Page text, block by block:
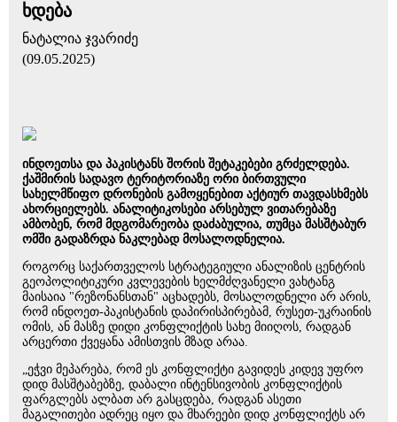
ხდება
ნატალია ჯვარიძე
(09.05.2025)
ინდოეთსა და პაკისტანს შორის შეტაკებები გრძელდება.
ქაშმირის სადავო ტერიტორიაზე ორი ბირთვული
სახელმწიფო დრონების გამოყენებით აქტიურ თავდასხმებს
ახორციელებს. ანალიტიკოსები არსებულ ვითარებაზე
ამბობენ, რომ მდგომარეობა დაძაბულია, თუმცა მასშტაბურ
ომში გადაზრდა ნაკლებად მოსალოდნელია.
როგორც საქართველოს სტრატეგიული ანალიზის ცენტრის
გეოპოლიტიკური კვლევების ხელმძღვანელი ვახტანგ
მაისაია "რეზონანსთან" აცხადებს, მოსალოდნელი არ არის,
რომ ინდოეთ-პაკისტანის დაპირისპირებამ, რუსეთ-უკრაინის
ომის, ან მასზე დიდი კონფლიქტის სახე მიიღოს, რადგან
არცერთი ქვეყანა ამისთვის მზად არაა.
„ეჭვი მეპარება, რომ ეს კონფლიქტი გავიდეს კიდევ უფრო
დიდ მასშტაბებზე, დაბალი ინტენსივობის კონფლიქტის
ფარგლებს ალბათ არ გასცდება, რადგან ასეთი
მაგალითები ადრეც იყო და მხარეები დიდ კონფლიქტს არ